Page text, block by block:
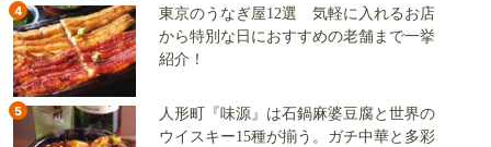
4
東京のうなぎ屋12選 気軽に入れるお店
から特別な日におすすめの老舗まで一挙
紹介！
5
人形町『味源』は石鍋麻婆豆腐と世界の
ウイスキー15種が揃う。ガチ中華と多彩